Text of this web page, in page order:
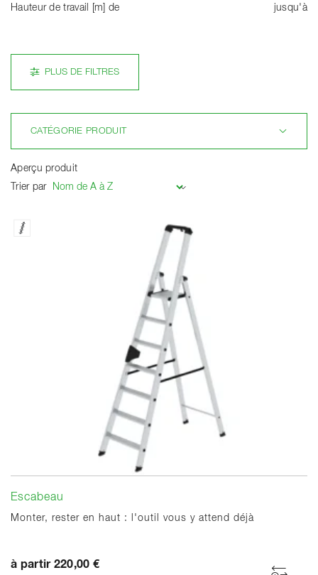
Hauteur de travail [m] de jusqu'à
PLUS DE FILTRES
CATÉGORIE PRODUIT
Aperçu produit
Trier par
Escabeau
Monter, rester en haut : l'outil vous y attend déjà
à partir 220,00 €